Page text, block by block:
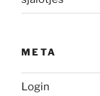
META
Login